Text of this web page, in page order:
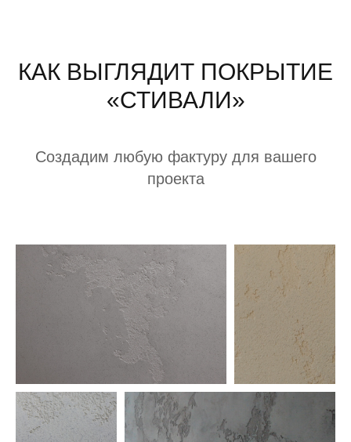
КАК ВЫГЛЯДИТ ПОКРЫТИЕ
«СТИВАЛИ»
Создадим любую фактуру для вашего
проекта